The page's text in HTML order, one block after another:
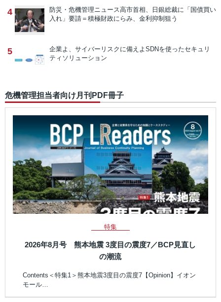
4 防災・危機管理ニュース高市首相、日銀総裁に「国債買い
入れ」要請＝積極財政にらみ、金利抑制狙う
5 企業よ、サイバーリスクに備えよ SDNを使ったセキュリ
ティソリューション
危機管理担当者向け月刊PDF冊子
特集
2026年8月号 熊本地震 3度目の震度7／BCP見直し
の潮流
Contents＜特集1＞熊本地震3度目の震度7【Opinion】イオン
モール…